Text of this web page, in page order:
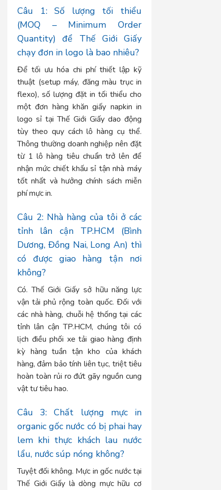
Câu 1: Số lượng tối thiểu
(MOQ – Minimum Order
Quantity) để Thế Giới Giấy
chạy đơn in logo là bao nhiêu?
Để tối ưu hóa chi phí thiết lập kỹ
thuật (setup máy, đăng màu trục in
flexo), số lượng đặt in tối thiểu cho
một đơn hàng khăn giấy napkin in
logo sỉ tại Thế Giới Giấy dao động
tùy theo quy cách lô hàng cụ thể.
Thông thường doanh nghiệp nên đặt
từ 1 lô hàng tiêu chuẩn trở lên để
nhận mức chiết khấu sỉ tận nhà máy
tốt nhất và hưởng chính sách miễn
phí mực in.
Câu 2: Nhà hàng của tôi ở các
tỉnh lân cận TP.HCM (Bình
Dương, Đồng Nai, Long An) thì
có được giao hàng tận nơi
không?
Có. Thế Giới Giấy sở hữu năng lực
vận tải phủ rộng toàn quốc. Đối với
các nhà hàng, chuỗi hệ thống tại các
tỉnh lân cận TP.HCM, chúng tôi có
lịch điều phối xe tải giao hàng định
kỳ hàng tuần tận kho của khách
hàng, đảm bảo tính liên tục, triệt tiêu
hoàn toàn rủi ro đứt gãy nguồn cung
vật tư tiêu hao.
Câu 3: Chất lượng mực in
organic gốc nước có bị phai hay
lem khi thực khách lau nước
lẩu, nước súp nóng không?
Tuyệt đối không. Mực in gốc nước tại
Thế Giới Giấy là dòng mực hữu cơ